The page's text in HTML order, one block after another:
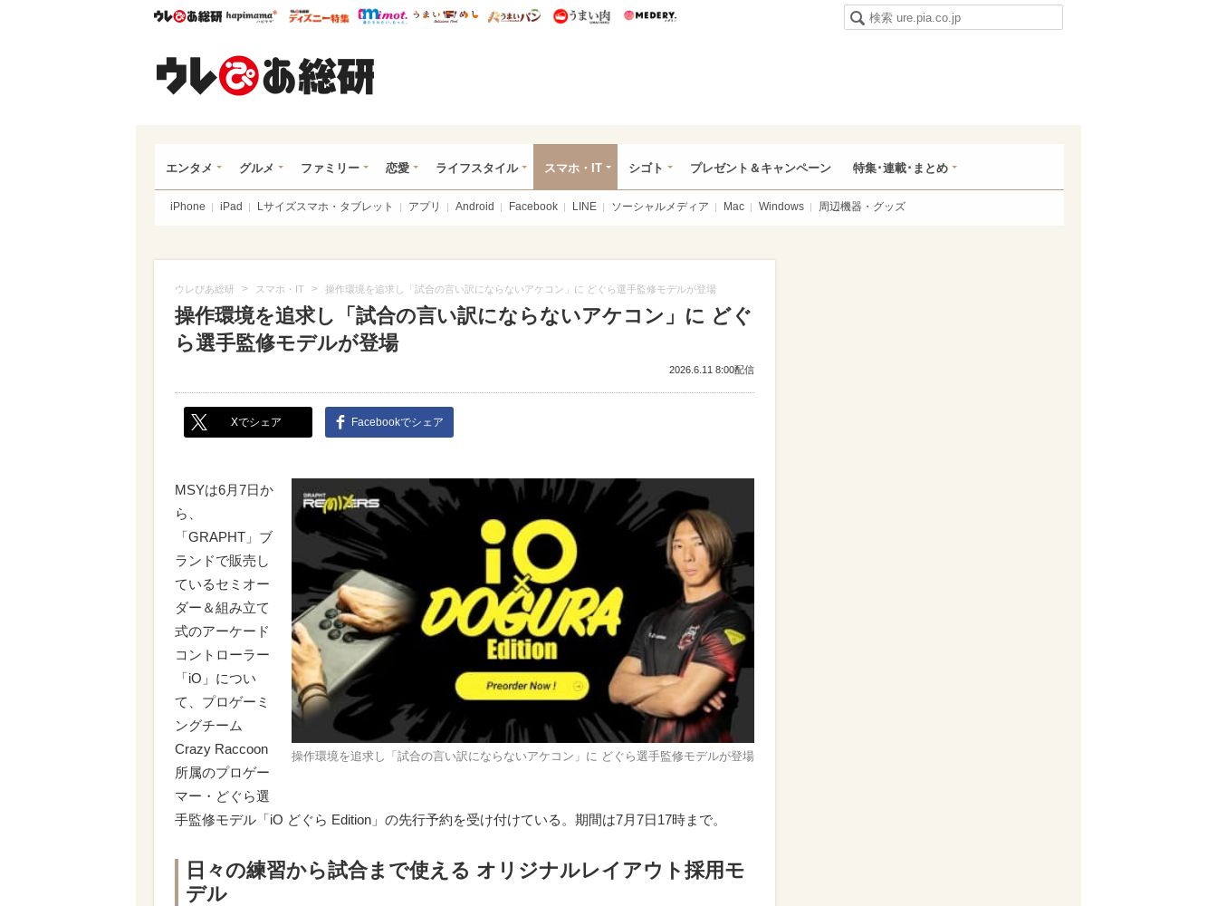
ウレぴあ総研ハピママ* ウレぴあ総研 ディズニー特集
mimot. うまいめし うまいパン うまい肉
エンタメ グルメ ファミリー 恋愛 ライフスタイル スマホ・IT シゴト プレゼント＆キャンペーン 特集･連載･まとめ
iPhone iPad Lサイズスマホ・タブレット アプリ Android Facebook LINE ソーシャルメディア Mac Windows 周辺機器・グッズ
ウレぴあ総研 > スマホ・IT > 操作環境を追求し「試合の言い訳にならないアケコン」に どぐら選手監修モデルが登場
操作環境を追求し「試合の言い訳にならないアケコン」に どぐ
ら選手監修モデルが登場
2026.6.11 8:00配信
Xでシェア Facebookでシェア
操作環境を追求し「試合の言い訳にならないアケコン」に どぐら選手監修モデルが登場
MSYは6月7日か
ら、
「GRAPHT」ブ
ランドで販売し
ているセミオー
ダー＆組み立て
式のアーケード
コントローラー
「iO」につい
て、プロゲーミ
ングチーム
Crazy Raccoon
所属のプロゲー
マー・どぐら選
手監修モデル「iO どぐら Edition」の先行予約を受け付けている。期間は7月7日17時まで。
日々の練習から試合まで使える オリジナルレイアウト採用モ
デル